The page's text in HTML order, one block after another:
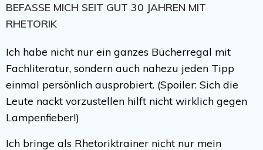
BEFASSE MICH SEIT GUT 30 JAHREN MIT
RHETORIK
Ich habe nicht nur ein ganzes Bücherregal mit
Fachliteratur, sondern auch nahezu jeden Tipp
einmal persönlich ausprobiert. (Spoiler: Sich die
Leute nackt vorzustellen hilft nicht wirklich gegen
Lampenfieber!)
Ich bringe als Rhetoriktrainer nicht nur mein